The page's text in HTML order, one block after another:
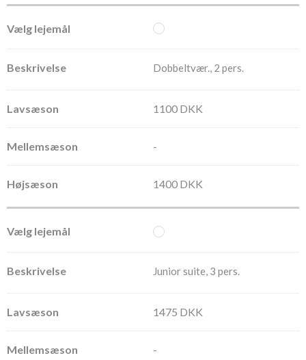
Dobbeltvær., 2 pers.
1100 DKK
-
1400 DKK
Junior suite, 3 pers.
1475 DKK
-